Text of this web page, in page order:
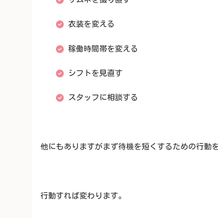
衣装を変える
稼働時間帯を変える
シフトを見直す
スタッフに相談する
他にもありますがまず待機を短くするための行動
行動すれば変わります。